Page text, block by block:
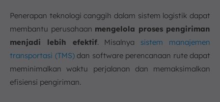
Penerapan teknologi canggih dalam sistem logistik dapat
membantu perusahaan mengelola proses pengiriman
menjadi lebih efektif. Misalnya sistem manajemen
transportasi (TMS)dan software perencanaan rute dapat
meminimalkan waktu perjalanan dan memaksimalkan
efisiensi pengiriman.